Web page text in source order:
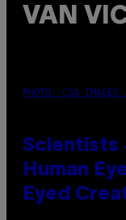
VAN
PHOTO: CSA
Scientists
Human
Eyed